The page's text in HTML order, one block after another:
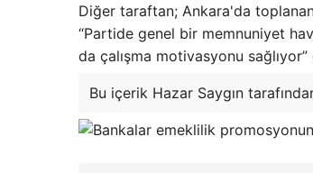
Diğer taraftan; Ankara'da
“Partide genel bir memnuniyet
da çalışma motivasyonu sağlıyor”
Bu içerik Hazar Saygın